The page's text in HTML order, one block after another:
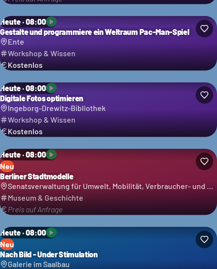
Heute · 08:00
Gestalte und programmiere ein Weltraum Pac-Man-Spiel
Ente
Workshop & Wissen
Kostenlos
Heute · 08:00
Digitale Fotos optimieren
Ingeborg-Drewitz-Bibliothek
Workshop & Wissen
Kostenlos
Heute · 08:00
Neu
Berliner Stadtmodelle
Museum & Geschichte
Preis auf Anfrage
Heute · 08:00
Neu
Nach Bild - Under Stimulation
Galerie im Saalbau